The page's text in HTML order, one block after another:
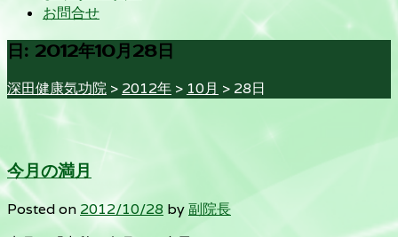
お問合せ
日: 2012年10月28日
深田健康気功院 > 2012年 > 10月 > 28日
今月の満月
Posted on 2012/10/28 by副院長